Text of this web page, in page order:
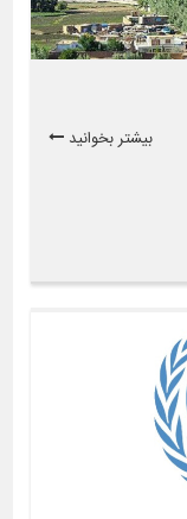
بیشتر بخوانید